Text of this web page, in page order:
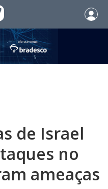
de Israel
no
ameaças